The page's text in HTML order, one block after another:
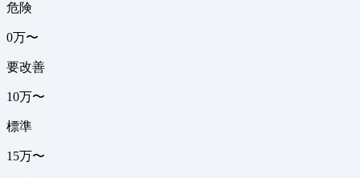
危険
0万〜
要改善
10万〜
標準
15万〜